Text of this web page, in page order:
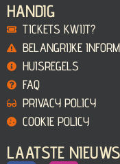
HANDIG
TICKETS KWIJT?
BELANGRIJKE
HUISREGELS
FAQ
PRIVACY POLICY
COOKIE POLICY
LAATSTE NIEUWS